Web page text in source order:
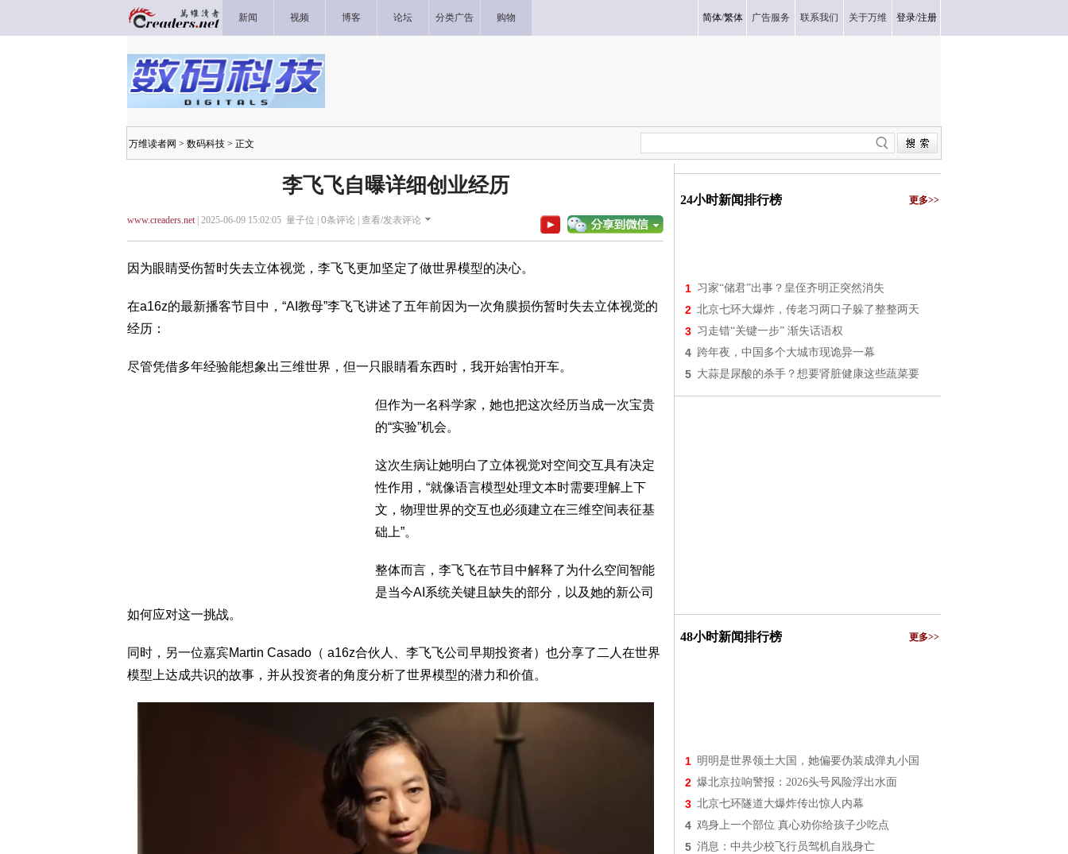
新闻 视频 博客 论坛 分类广告 购物 简体/繁体 广告服务 联系我们 关于万维 登录/注册
万维读者网 > 数码科技 > 正文
李飞飞自曝详细创业经历
www.creaders.net| 2025-06-09 15:02:05 量子位 | 0条评论 | 查看/发表评论
因为眼睛受伤暂时失去立体视觉，李飞飞更加坚定了做世界模型的决心。
在a16z的最新播客节目中，“AI教母”李飞飞讲述了五年前因为一次角膜损伤暂时失去立体视觉的
经历：
尽管凭借多年经验能想象出三维世界，但一只眼睛看东西时，我开始害怕开车。
但作为一名科学家，她也把这次经历当成一次宝贵
的“实验”机会。
这次生病让她明白了立体视觉对空间交互具有决定
性作用，“就像语言模型处理文本时需要理解上下
文，物理世界的交互也必须建立在三维空间表征基
础上”。
整体而言，李飞飞在节目中解释了为什么空间智能
是当今AI系统关键且缺失的部分，以及她的新公司
如何应对这一挑战。
同时，另一位嘉宾Martin Casado（ a16z合伙人、李飞飞公司早期投资者）也分享了二人在世界
模型上达成共识的故事，并从投资者的角度分析了世界模型的潜力和价值。
24小时新闻排行榜 更多>>
1 习家“储君”出事？皇侄齐明正突然消失
2 北京七环大爆炸，传老习两口子躲了整整两天
3 习走错“关键一步” 渐失话语权
4 跨年夜，中国多个大城市现诡异一幕
5 大蒜是尿酸的杀手？想要肾脏健康这些蔬菜要
48小时新闻排行榜 更多>>
1 明明是世界领土大国，她偏要伪装成弹丸小国
2 爆北京拉响警报：2026头号风险浮出水面
3 北京七环隧道大爆炸传出惊人内幕
4 鸡身上一个部位 真心劝你给孩子少吃点
5 消息：中共少校飞行员驾机自戕身亡